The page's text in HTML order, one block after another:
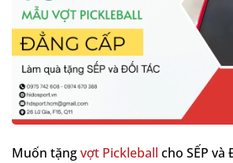
Muốn tặngvợt Pickleball cho SẾP và